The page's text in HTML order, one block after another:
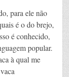
para ele não
é o do brejo,
é conhecido,
popular.
à qual me